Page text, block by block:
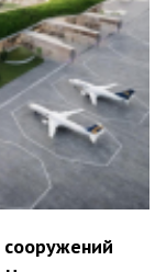
сооружений